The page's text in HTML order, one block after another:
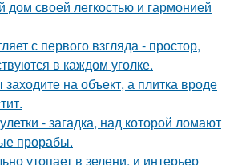
дом своей легкостью и гармонией
с первого взгляда - простор,
в каждом уголке.
на объект, а плитка вроде
- загадка, над которой ломают
прорабы.
утопает в зелени, и интерьер